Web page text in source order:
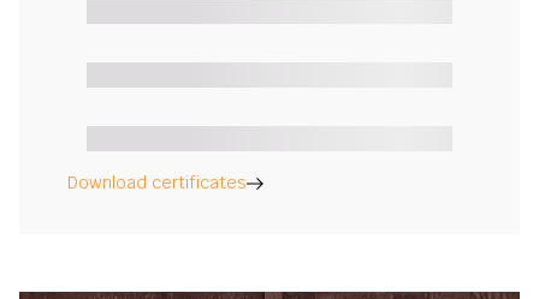
Download certificates